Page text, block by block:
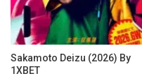
Sakamoto Deizu (2026) By
1XBET